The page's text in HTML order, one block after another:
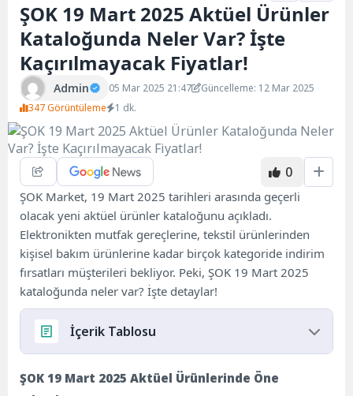
ŞOK 19 Mart 2025 Aktüel Ürünler
Kataloğunda Neler Var? İşte
Kaçırılmayacak Fiyatlar!
Admin 05 Mar 2025 21:47
Güncelleme: 12 Mar 2025
347 Görüntüleme
1 dk.
0
ŞOK Market, 19 Mart 2025 tarihleri arasında geçerli
olacak yeni aktüel ürünler kataloğunu açıkladı.
Elektronikten mutfak gereçlerine, tekstil ürünlerinden
kişisel bakım ürünlerine kadar birçok kategoride indirim
fırsatları müşterileri bekliyor. Peki, ŞOK 19 Mart 2025
kataloğunda neler var? İşte detaylar!
İçerik Tablosu
ŞOK 19 Mart 2025 Aktüel Ürünlerinde Öne
ŞOK 19 Mart 2025 Aktüel Ürünlerinde Öne